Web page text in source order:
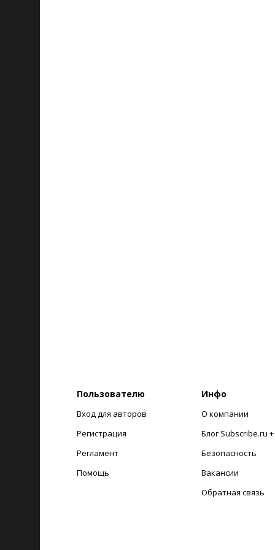
Пользователю
Вход для авторов
Регистрация
Регламент
Помощь
Инфо
О компании
Блог Subscribe.ru +
Безопасность
Вакансии
Обратная связь